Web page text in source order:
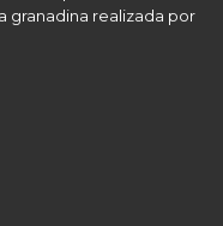
granadina realizada por